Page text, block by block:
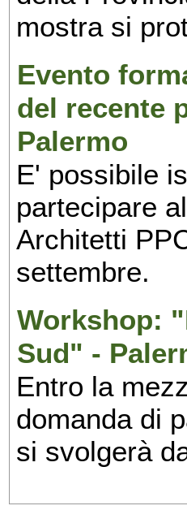
mostra si
Evento
del recente
Palermo
E' possibile
partecipare
Architetti
settembre.
Workshop:
Sud" -
Entro la
domanda di
si svolgerà